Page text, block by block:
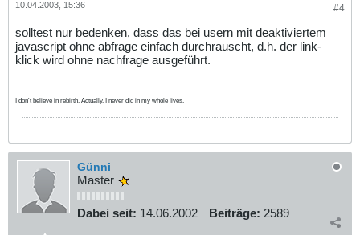
#4
10.04.2003, 15:36
solltest nur bedenken, dass das bei usern mit deaktiviertem
javascript ohne abfrage einfach durchrauscht, d.h. der link-
klick wird ohne nachfrage ausgeführt.
I don't believe in rebirth. Actually, I never did in my whole lives.
Günni
Master
Dabei seit: 14.06.2002 Beiträge: 2589